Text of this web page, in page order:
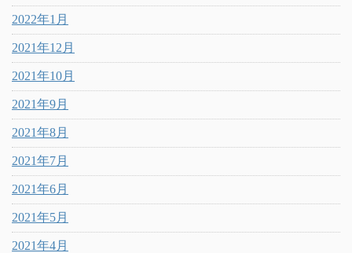
2022年1月
2021年12月
2021年10月
2021年9月
2021年8月
2021年7月
2021年6月
2021年5月
2021年4月